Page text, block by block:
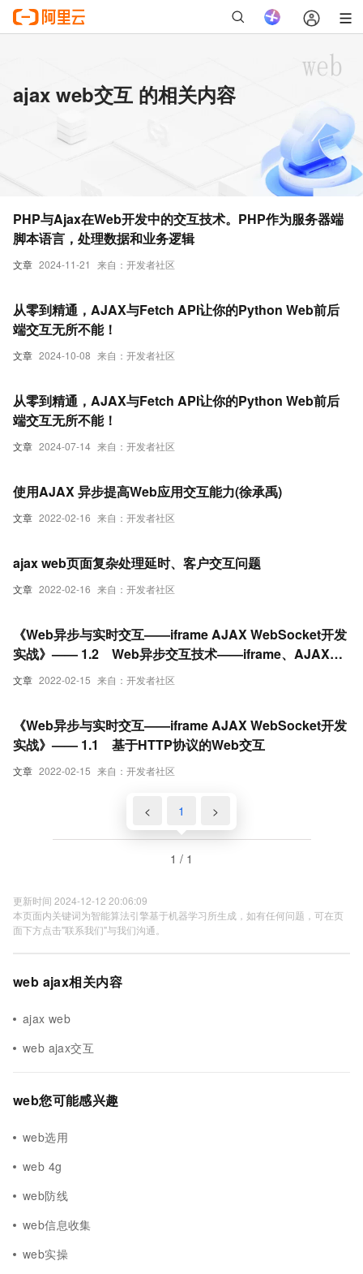
ajax web交互 的相关内容
文章 2024-11-21 来自：开发者社区
PHP与Ajax在Web开发中的交互技术。PHP作为服务器端
脚本语言，处理数据和业务逻辑
文章 2024-10-08 来自：开发者社区
从零到精通，AJAX与Fetch API让你的Python Web前后
端交互无所不能！
文章 2024-07-14 来自：开发者社区
从零到精通，AJAX与Fetch API让你的Python Web前后
端交互无所不能！
文章 2022-02-16 来自：开发者社区
使用AJAX 异步提高Web应用交互能力(徐承禹)
文章 2022-02-16 来自：开发者社区
ajax web页面复杂处理延时、客户交互问题
文章 2022-02-15 来自：开发者社区
《Web异步与实时交互——iframe AJAX WebSocket开发
实战》—— 1.2 Web异步交互技术——iframe、AJAX及
WebSocket
文章 2022-02-15 来自：开发者社区
《Web异步与实时交互——iframe AJAX WebSocket开发
实战》—— 1.1 基于HTTP协议的Web交互
< 1 >
1 / 1
更新时间 2024-12-12 20:06:09
本页面内关键词为智能算法引擎基于机器学习所生成，如有任何问题，可在页
面下方点击"联系我们"与我们沟通。
web ajax相关内容
ajax web
web ajax交互
web您可能感兴趣
web选用
web 4g
web防线
web信息收集
web实操